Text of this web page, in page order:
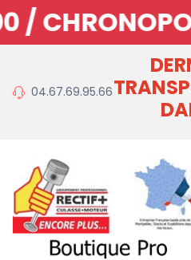
04.67.69.95.66